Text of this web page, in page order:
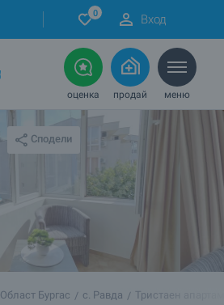
0 Вход
оценка продай меню
Сподели
Област Бургас с. Равда Тристаен